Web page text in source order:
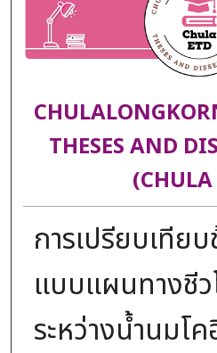
THESES AND
การเปรียบเทีย
แบบแผนทางชีว
ระหว่างน้ำนมโ